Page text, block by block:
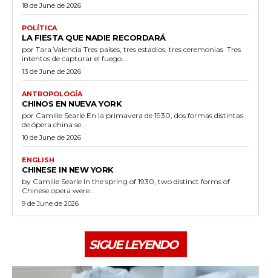
18 de June de 2026
POLÍTICA
LA FIESTA QUE NADIE RECORDARÁ
por Tara Valencia Tres países, tres estadios, tres ceremonias. Tres
intentos de capturar el fuego....
13 de June de 2026
ANTROPOLOGÍA
CHINOS EN NUEVA YORK
por Camille Searle En la primavera de 1930, dos formas distintas
de ópera china se...
10 de June de 2026
ENGLISH
CHINESE IN NEW YORK
by Camille Searle In the spring of 1930, two distinct forms of
Chinese opera were...
9 de June de 2026
SIGUE LEYENDO